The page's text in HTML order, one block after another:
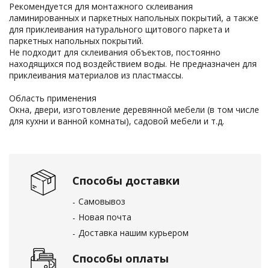
Способы доставки
Самовывоз
Новая почта
Доставка нашим курьером
Способы оплаты
Рекомендуется для монтажного склеивания
ламинированных и паркетных напольных покрытий, а также
для приклеивания натурального щитового паркета и
паркетных напольных покрытий.
Не подходит для склеивания объектов, постоянно
находящихся под воздействием воды. Не предназначен для
приклеивания материалов из пластмассы.
Область применения
Окна, двери, изготовление деревянной мебели (в том числе
для кухни и ванной комнаты), садовой мебели и т.д.